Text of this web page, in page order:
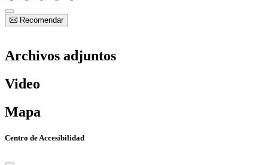
Recomendar
Archivos adjuntos
Video
Mapa
Centro de Accesibilidad